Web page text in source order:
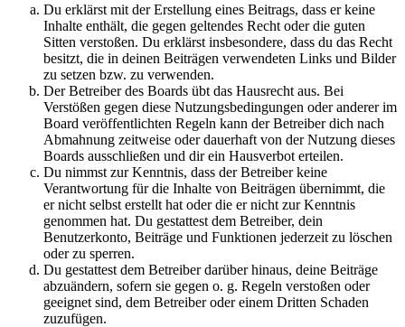
Du erklärst mit der Erstellung eines Beitrags, dass er keine
Inhalte enthält, die gegen geltendes Recht oder die guten
Sitten verstoßen. Du erklärst insbesondere, dass du das Recht
besitzt, die in deinen Beiträgen verwendeten Links und Bilder
zu setzen bzw. zu verwenden.
Der Betreiber des Boards übt das Hausrecht aus. Bei
Verstößen gegen diese Nutzungsbedingungen oder anderer im
Board veröffentlichten Regeln kann der Betreiber dich nach
Abmahnung zeitweise oder dauerhaft von der Nutzung dieses
Boards ausschließen und dir ein Hausverbot erteilen.
Du nimmst zur Kenntnis, dass der Betreiber keine
Verantwortung für die Inhalte von Beiträgen übernimmt, die
er nicht selbst erstellt hat oder die er nicht zur Kenntnis
genommen hat. Du gestattest dem Betreiber, dein
Benutzerkonto, Beiträge und Funktionen jederzeit zu löschen
oder zu sperren.
Du gestattest dem Betreiber darüber hinaus, deine Beiträge
abzuändern, sofern sie gegen o. g. Regeln verstoßen oder
geeignet sind, dem Betreiber oder einem Dritten Schaden
zuzufügen.